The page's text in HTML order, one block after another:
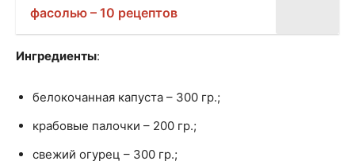
фасолью – 10 рецептов
Ингредиенты:
белокочанная капуста – 300 гр.;
крабовые палочки – 200 гр.;
свежий огурец – 300 гр.;